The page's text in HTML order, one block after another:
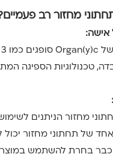
מחזור רב
אישה:
טכנולוגיות הספיגה
מחזור הניתנים
אחד של תחתוני מחזור
בחרת להשתמש במוצר